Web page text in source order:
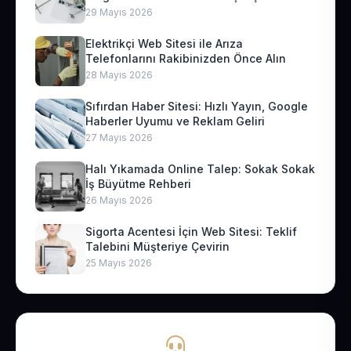
29 Mayıs 2026
Elektrikçi Web Sitesi ile Arıza
Telefonlarını Rakibinizden Önce Alın
28 Mayıs 2026
Sıfırdan Haber Sitesi: Hızlı Yayın, Google
Haberler Uyumu ve Reklam Geliri
27 Mayıs 2026
Halı Yıkamada Online Talep: Sokak Sokak
İş Büyütme Rehberi
26 Mayıs 2026
Sigorta Acentesi İçin Web Sitesi: Teklif
Talebini Müşteriye Çevirin
25 Mayıs 2026